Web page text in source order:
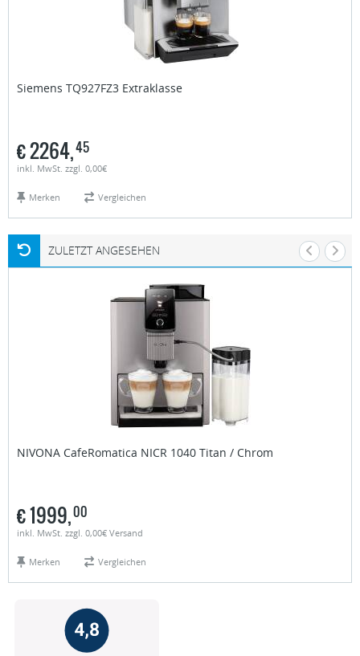
Siemens TQ927FZ3 Extraklasse
€2264,45
inkl. MwSt. zzgl. 0,00€
Merken Vergleichen
ZULETZT ANGESEHEN
NIVONA CafeRomatica NICR 1040 Titan / Chrom
€1999,00
inkl. MwSt. zzgl. 0,00€ Versand
Merken Vergleichen